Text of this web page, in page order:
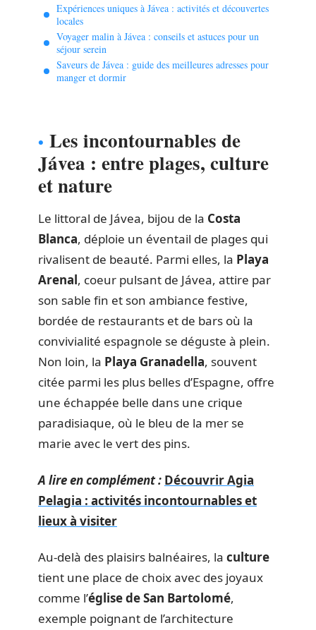
Expériences uniques à Jávea : activités et découvertes
locales
Voyager malin à Jávea : conseils et astuces pour un
séjour serein
Saveurs de Jávea : guide des meilleures adresses pour
manger et dormir
Les incontournables de
Jávea : entre plages, culture
et nature
Le littoral de Jávea, bijou de la Costa
Blanca, déploie un éventail de plages qui
rivalisent de beauté. Parmi elles, la Playa
Arenal, coeur pulsant de Jávea, attire par
son sable fin et son ambiance festive,
bordée de restaurants et de bars où la
convivialité espagnole se déguste à plein.
Non loin, la Playa Granadella, souvent
citée parmi les plus belles d’Espagne, offre
une échappée belle dans une crique
paradisiaque, où le bleu de la mer se
marie avec le vert des pins.
A lire en complément : Découvrir Agia
Pelagia : activités incontournables et
lieux à visiter
Au-delà des plaisirs balnéaires, la culture
tient une place de choix avec des joyaux
comme l’église de San Bartolomé,
exemple poignant de l’architecture